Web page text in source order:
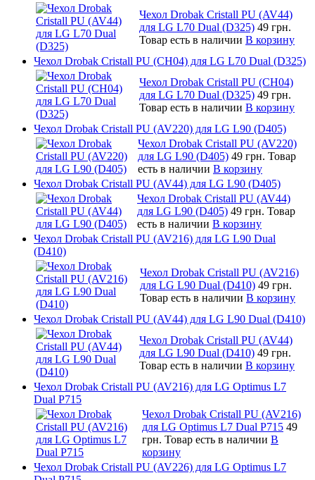
Чехол Drobak Cristall PU (AV44)
для LG L70 Dual (D325) 49 грн.
Товар есть в наличии В корзину
Чехол Drobak Cristall PU (CH04) для LG L70 Dual (D325)
Чехол Drobak Cristall PU (CH04)
для LG L70 Dual (D325) 49 грн.
Товар есть в наличии В корзину
Чехол Drobak Cristall PU (AV220) для LG L90 (D405)
Чехол Drobak Cristall PU (AV220)
для LG L90 (D405) 49 грн. Товар
есть в наличии В корзину
Чехол Drobak Cristall PU (AV44) для LG L90 (D405)
Чехол Drobak Cristall PU (AV44)
для LG L90 (D405) 49 грн. Товар
есть в наличии В корзину
Чехол Drobak Cristall PU (AV216) для LG L90 Dual
(D410)
Чехол Drobak Cristall PU (AV216)
для LG L90 Dual (D410) 49 грн.
Товар есть в наличии В корзину
Чехол Drobak Cristall PU (AV44) для LG L90 Dual (D410)
Чехол Drobak Cristall PU (AV44)
для LG L90 Dual (D410) 49 грн.
Товар есть в наличии В корзину
Чехол Drobak Cristall PU (AV216) для LG Optimus L7
Dual P715
Чехол Drobak Cristall PU (AV216)
для LG Optimus L7 Dual P715 49
грн. Товар есть в наличии В
корзину
Чехол Drobak Cristall PU (AV226) для LG Optimus L7